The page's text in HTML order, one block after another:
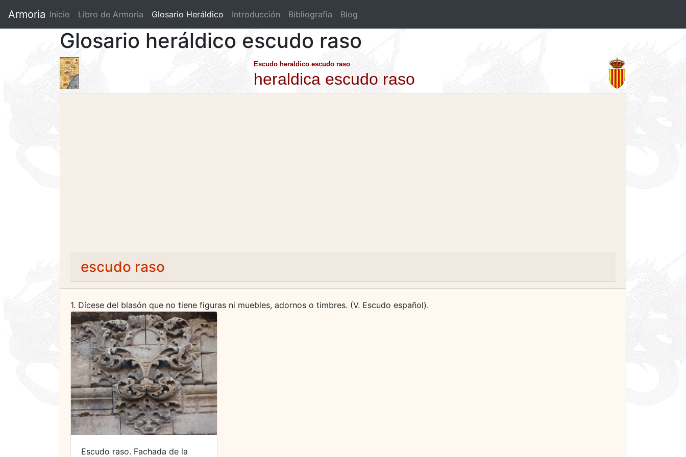
Armoria Inicio Libro de Armoria (current)
Glosario Heráldico Introducción Bibliografia Blog
Glosario heráldico escudo raso
Escudo heraldico escudo raso
heraldica escudo raso
escudo raso
1. Dícese del blasón que no tiene figuras ni muebles, adornos o timbres. (V. Escudo español).
Escudo raso. Fachada de la